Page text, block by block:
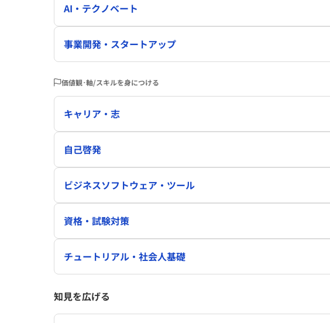
AI・テクノベート
事業開発・スタートアップ
価値観･軸/スキルを身につける
キャリア・志
自己啓発
ビジネスソフトウェア・ツール
資格・試験対策
チュートリアル・社会人基礎
知見を広げる